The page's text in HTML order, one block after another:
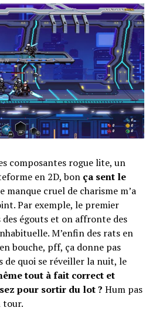
composantes rogue lite, un
en 2D, bon ça sent le
manque cruel de charisme m’a
Par exemple, le premier
des égouts et on affronte des
M’enfin des rats en
bouche, pff, ça donne pas
de quoi se réveiller la nuit, le
tout à fait correct et
pour sortir du lot ? Hum pas
tour.